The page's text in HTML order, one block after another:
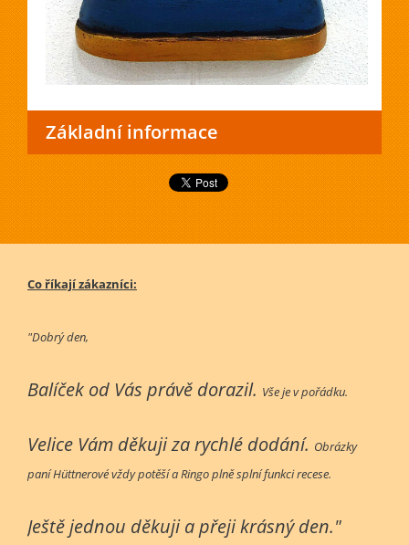
Základní informace
Co říkají zákazníci:
"Dobrý den,
Balíček od Vás právě dorazil. Vše je v pořádku.
Velice Vám děkuji za rychlé dodání. Obrázky
paní Hüttnerové vždy potěší a Ringo plně splní funkci recese.
Ještě jednou děkuji a přeji krásný den."